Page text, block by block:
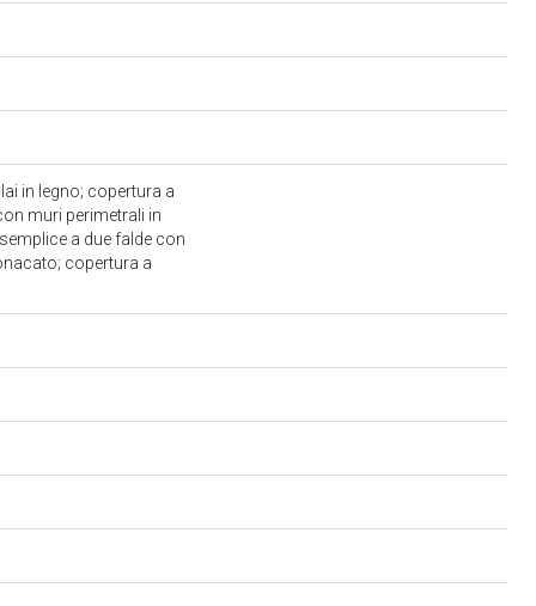
in legno; copertura a
muri perimetrali in
a due falde con
copertura a